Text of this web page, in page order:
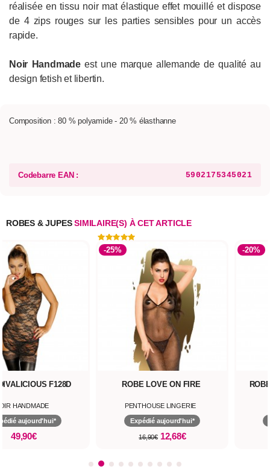
réalisée en tissu noir mat élastique effet mouillé et dispose
de 4 zips rouges sur les parties sensibles pour un accès
rapide.
Noir Handmadeest une marque allemande de qualité au
design fetish et libertin.
Composition : 80 % polyamide - 20 % élasthanne
Codebarre EAN : 5902175345021
ROBES & JUPESSIMILAIRE(S) À CET ARTICLE
F128D
HANDMADE
aujourd'hui*
49,90€
-25%
ROBE LOVE ON FIRE
PENTHOUSE LINGERIE
Expédié aujourd'hui*
16,90€ 12,68€
-20%